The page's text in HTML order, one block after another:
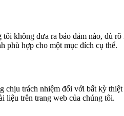
không đưa ra bảo đảm nào, dù
phù hợp cho một mục đích cụ thể.
trách nhiệm đối với bất kỳ
liệu trên trang web của chúng tôi.